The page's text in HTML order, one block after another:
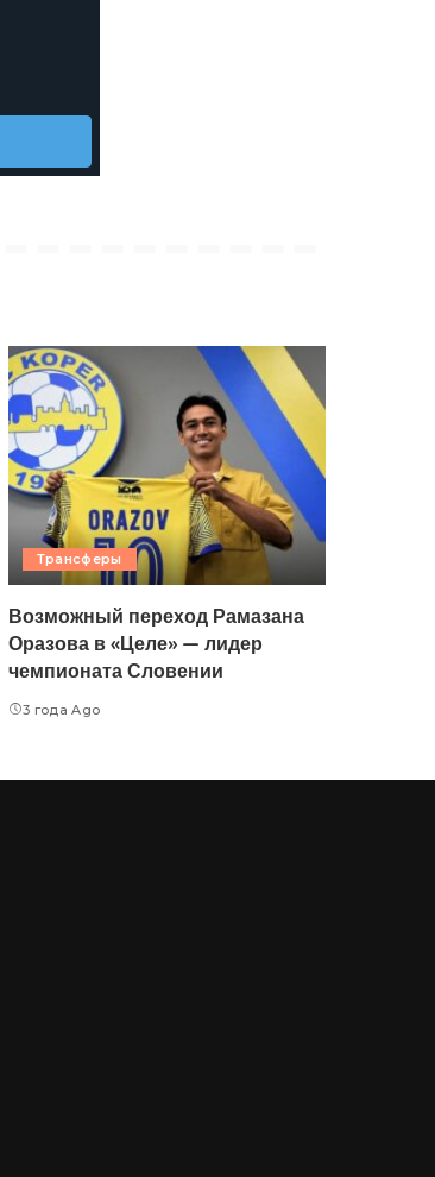
Трансферы
Возможный переход Рамазана
Оразова в «Целе» — лидер
чемпионата Словении
3 года Ago